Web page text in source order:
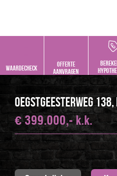
Oegstgeesterweg 138,
€ 399.000,- k.k.
Waardecheck
offerte
aanvragen